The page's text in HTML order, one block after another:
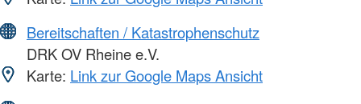
Bereitschaften / Katastrophenschutz
DRK OV Rheine e.V.
Karte: Link zur Google Maps Ansicht